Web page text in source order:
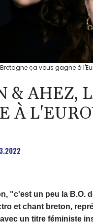
ça vous gagne à
& AHEZ,
À
"c'est un peu la B.O.
et chant breton,
un titre féministe